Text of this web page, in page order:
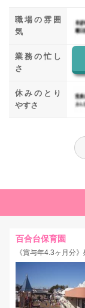
職場の雰囲
気
業務の忙し
さ
休みのとり
やすさ
百合台保育園